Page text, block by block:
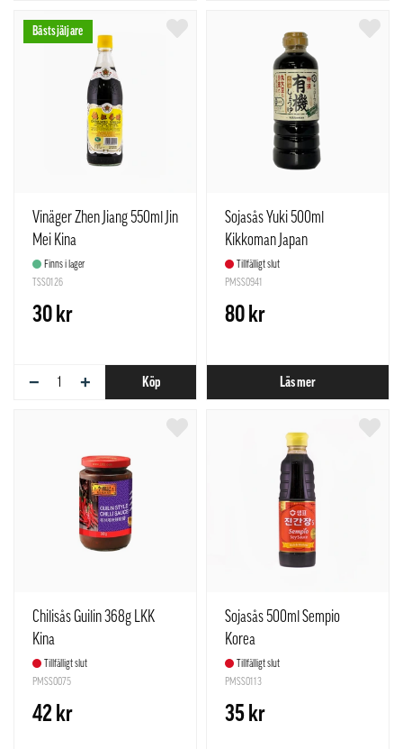
Bästsjäljare
Vinäger Zhen Jiang 550ml Jin
Mei Kina
Finns i lager
TSS0126
30 kr
− + Köp
Sojasås Yuki 500ml
Kikkoman Japan
Tillfälligt slut
PMSS0941
80 kr
Läs mer
Chilisås Guilin 368g LKK
Kina
Tillfälligt slut
PMSS0075
42 kr
Sojasås 500ml Sempio
Korea
Tillfälligt slut
PMSS0113
35 kr